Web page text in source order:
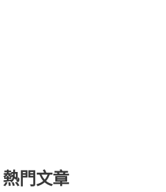
熱門文章